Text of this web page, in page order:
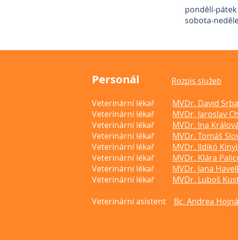
pondělí-
sobota-
Personál
Veterinární lékař MVDr. David Srba
Veterinární lékař MVDr. Jaroslav
Veterinární lékař MVDr. Ina
Veterinární lékař MVDr. Tomáš
Veterinární lékař MVDr. Ildikó
Veterinární lékař MVDr. Klára
Veterinární lékař MVDr. Jana
Veterinární lékař MVDr. Luboš
Veterinární asistent Bc. Andrea Hojná
Rozpis služeb